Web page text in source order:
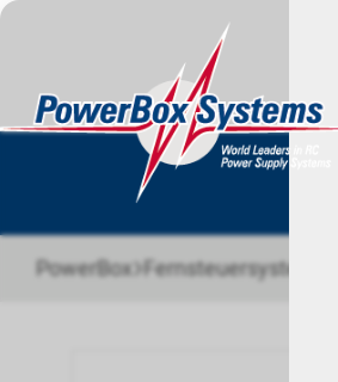
PowerBox›Fernsteuersysteme